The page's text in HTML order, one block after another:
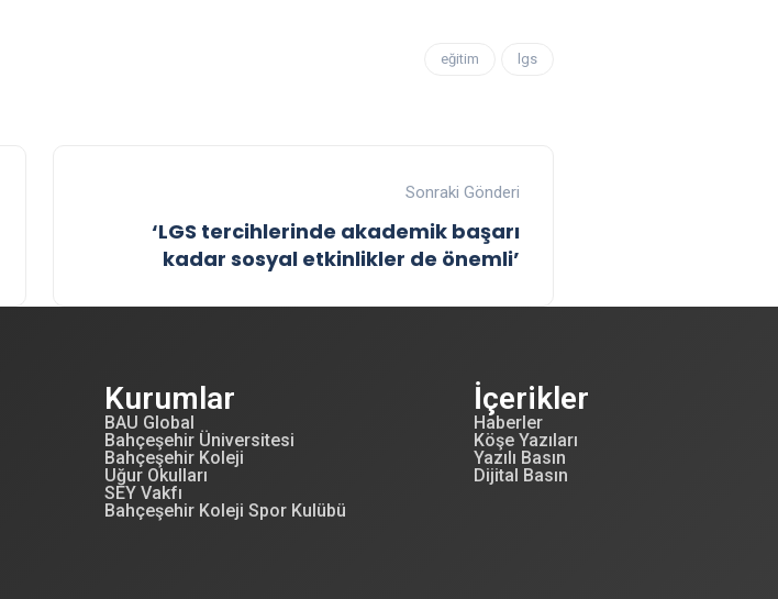
eğitim
lgs
Sonraki Gönderi
‘LGS tercihlerinde akademik başarı
kadar sosyal etkinlikler de önemli’
Kurumlar
BAU Global
Bahçeşehir Üniversitesi
Bahçeşehir Koleji
Uğur Okulları
SEY Vakfı
Bahçeşehir Koleji Spor Kulübü
İçerikler
Haberler
Köşe Yazıları
Yazılı Basın
Dijital Basın